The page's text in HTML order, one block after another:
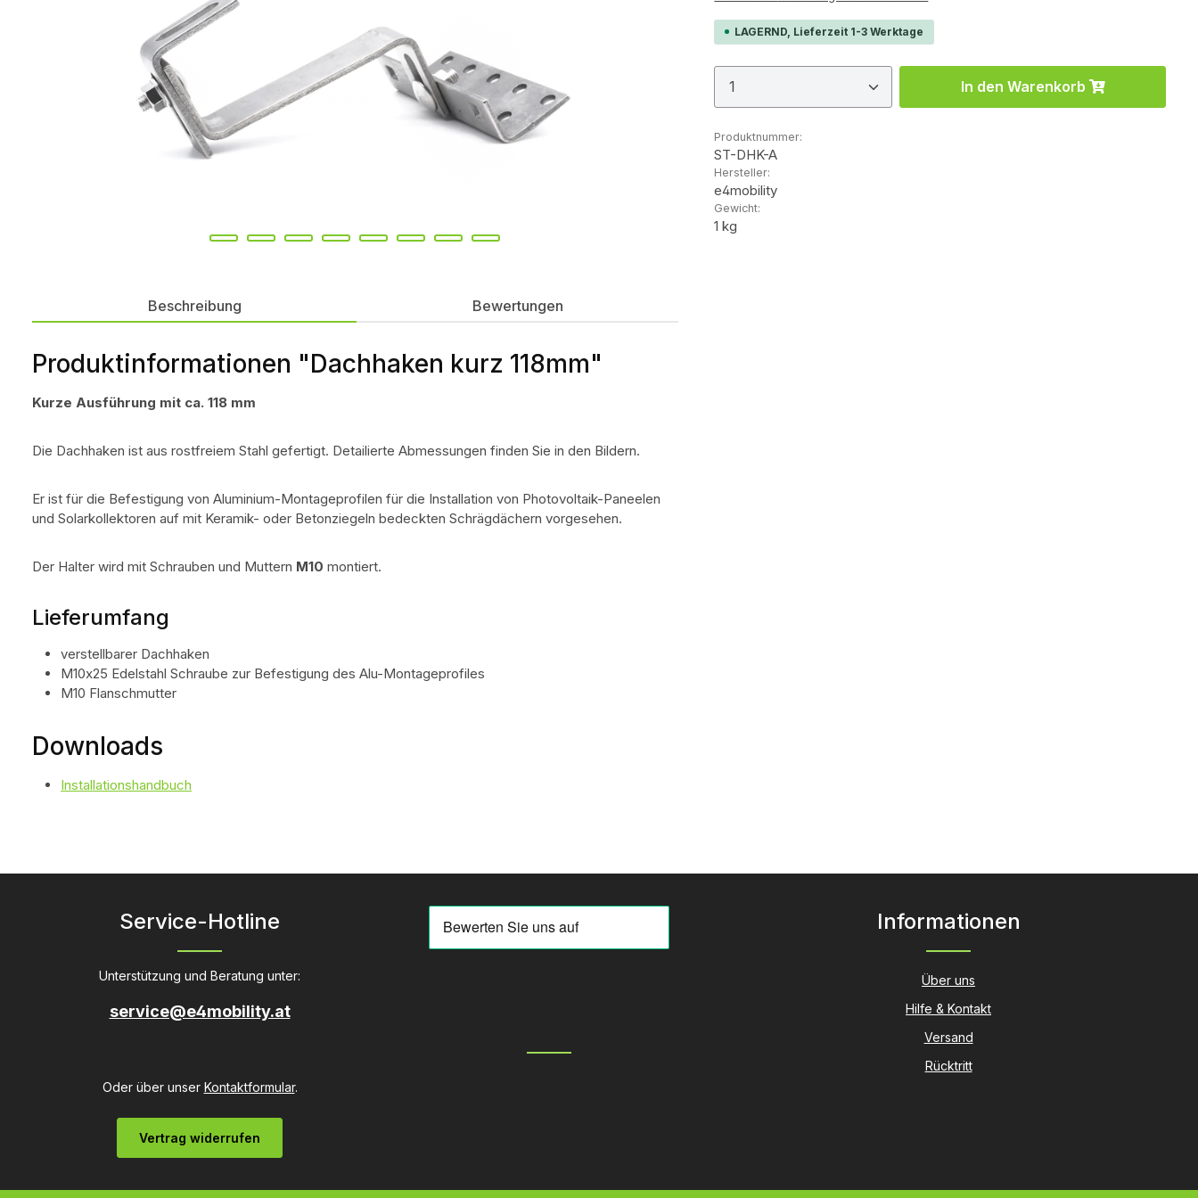
LAGERND, Lieferzeit 1-3 Werktage
Produkt Anzahl: Gib den gewünschten Wert
In den Warenkorb
Produktnummer:
ST-DHK-A
Hersteller:
e4mobility
Gewicht:
1 kg
Beschreibung Bewertungen
Produktinformationen "Dachhaken kurz 118mm"
Kurze Ausführung mit ca. 118 mm
Die Dachhaken ist aus rostfreiem Stahl gefertigt. Detailierte Abmessungen finden Sie in den Bildern.
Er ist für die Befestigung von Aluminium-Montageprofilen für die Installation von Photovoltaik-Paneelen
und Solarkollektoren auf mit Keramik- oder Betonziegeln bedeckten Schrägdächern vorgesehen.
Der Halter wird mit Schrauben und Muttern M10 montiert.
Lieferumfang
verstellbarer Dachhaken
M10x25 Edelstahl Schraube zur Befestigung des Alu-Montageprofiles
M10 Flanschmutter
Downloads
Installationshandbuch
Service-Hotline
Unterstützung und Beratung unter:
service@e4mobility.at
Oder über unser Kontaktformular.
Vertrag widerrufen
Informationen
Über uns
Hilfe & Kontakt
Versand
Rücktritt